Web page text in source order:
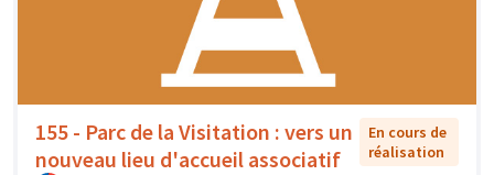
155 - Parc de la Visitation : vers un
nouveau lieu d'accueil associatif
En cours de
réalisation